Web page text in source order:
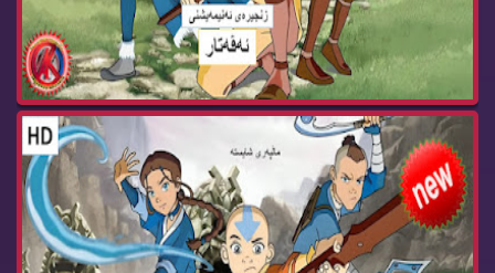
زنجیره‌ كارتۆنی ئه‌ڤه‌تار وه‌رزی سێ ئه‌ڵقه‌ی 10...